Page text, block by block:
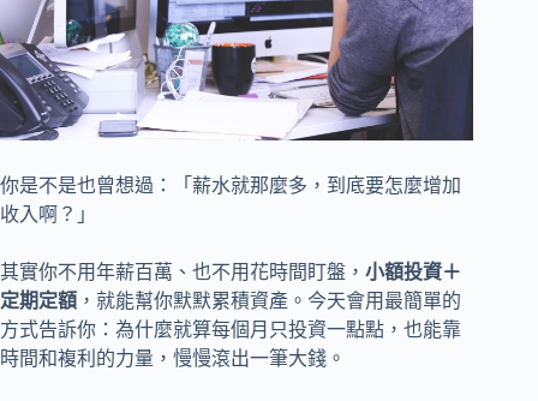
你是不是也曾想過：「薪水就那麼多，到底要怎麼增加
收入啊？」
其實你不用年薪百萬、也不用花時間盯盤， 小額投資＋
定期定額 ，就能幫你默默累積資產。今天會用最簡單的
方式告訴你：為什麼就算每個月只投資一點點，也能靠
時間和複利的力量，慢慢滾出一筆大錢。